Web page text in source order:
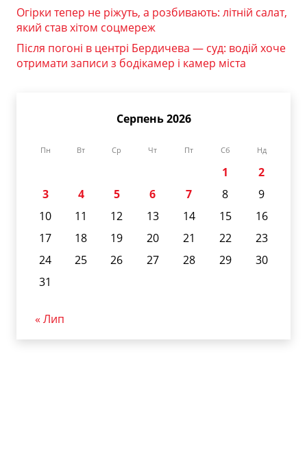
Огірки тепер не ріжуть, а розбивають: літній салат,
який став хітом соцмереж
Після погоні в центрі Бердичева — суд: водій хоче
отримати записи з бодікамер і камер міста
Серпень 2026
Пн Вт Ср Чт Пт Сб Нд
1
2
3
4 5 6 7 8
9
10
11 12 13 14 15
16
17
18 19 20 21 22
23
24
25 26 27 28 29
30
31
« Лип